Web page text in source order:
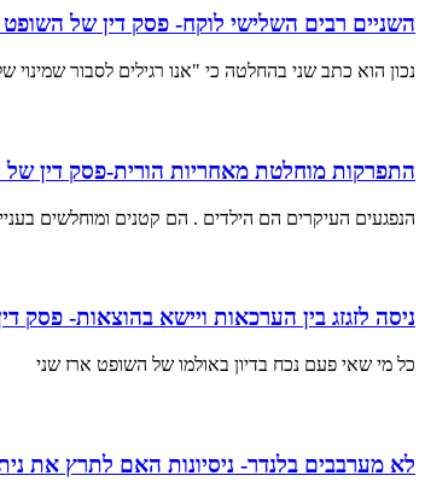
השניים רבים השלישי לוקח- פסק דין של השופט
נכון הוא כתב שני בהחלטה כי "אנו רגילים לסבור שמינוי
התפרקות מוחלטת מאחריות הורית-פסק דין של
הנפגעים העיקרים הם הילדים . הם קטנים ומוחלשים
ניסה לזגזג בין הערכאות ויישא בהוצאות- פסק
כל מי שאי פעם נכח בדיון באולמו של השופט ארז שני
לא מערבבים בלנדר- ניסיונות האם לתרץ את